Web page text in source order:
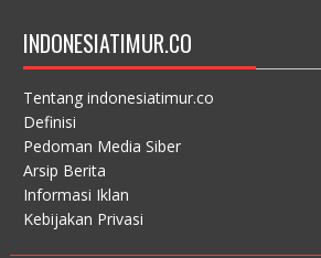
INDONESIATIMUR.CO
Tentang indonesiatimur.co
Definisi
Pedoman Media Siber
Arsip Berita
Informasi Iklan
Kebijakan Privasi